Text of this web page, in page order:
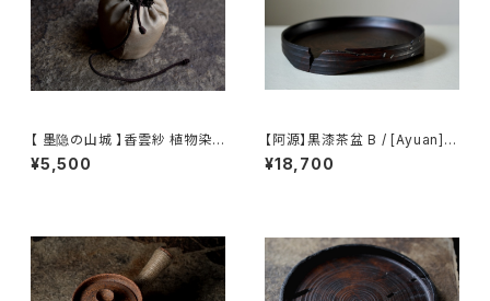
【 墨隐の山城 】香雲紗 植物染
仕覆 めカップ袋 【 Ink & Moun
tain Tea Atelier】Tea Cadd
¥5,500
【阿源】黒漆茶盆 B / [Ayuan] B
lack Lacquer Tea Tray B
¥18,700